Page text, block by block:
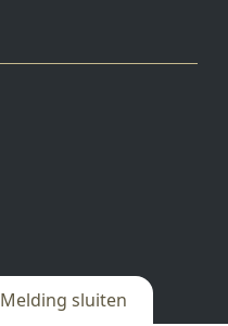
Melding sluiten